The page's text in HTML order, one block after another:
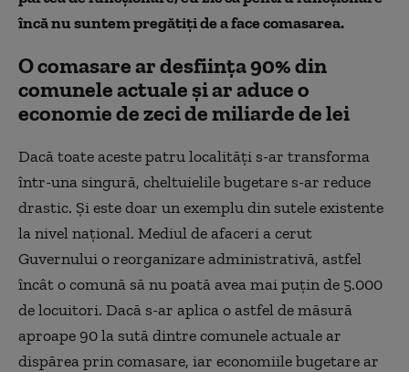
încă nu suntem pregătiți de a face comasarea.
O comasare ar desființa 90% din
comunele actuale și ar aduce o
economie de zeci de miliarde de lei
Dacă toate aceste patru localități s-ar transforma
într-una singură, cheltuielile bugetare s-ar reduce
drastic. Și este doar un exemplu din sutele existente
la nivel național. Mediul de afaceri a cerut
Guvernului o reorganizare administrativă, astfel
încât o comună să nu poată avea mai puțin de 5.000
de locuitori. Dacă s-ar aplica o astfel de măsură
aproape 90 la sută dintre comunele actuale ar
dispărea prin comasare, iar economiile bugetare ar